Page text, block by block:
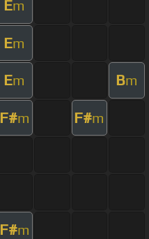
Em
Em
Em Bm
F#m F#m
F#m